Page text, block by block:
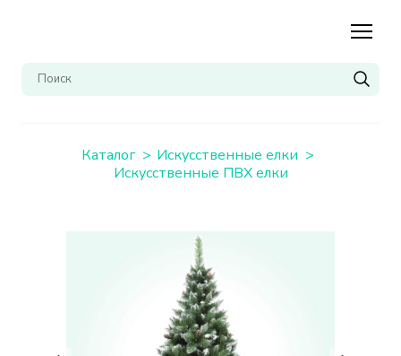
Каталог
Искусственные елки
Искусственные ПВХ елки